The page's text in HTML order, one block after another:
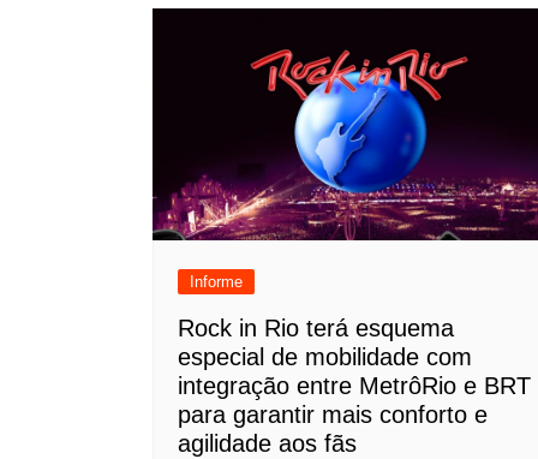
Informe
Rock in Rio terá esquema
especial de mobilidade com
integração entre MetrôRio e BRT
para garantir mais conforto e
agilidade aos fãs